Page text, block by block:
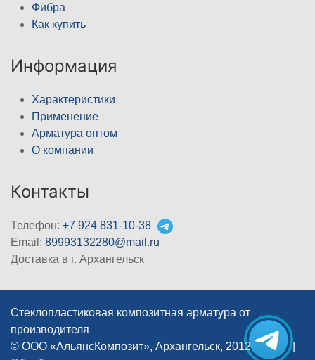
Фибра
Как купить
Информация
Характеристики
Применение
Арматура оптом
О компании
Контакты
Телефон: +7 924 831-10-38
Email: 89993132280@mail.ru
Доставка в г. Архангельск
Стеклопластиковая композитная арматура от
производителя
© ООО «АльянсКомпозит», Архангельск, 2012–2026
|